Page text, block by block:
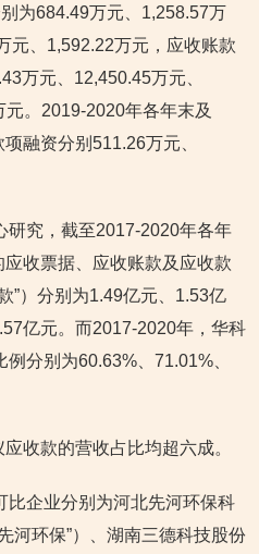
为684.49万元、1,258.57万
元、1,592.22万元，应收账款
万元、12,450.45万元、
。2019-2020年各年末及
融资分别511.26万元、
研究，截至2017-2020年各年
收票据、应收账款及应收款
”）分别为1.49亿元、1.53亿
亿元。而2017-2020年，华科
分别为60.63%、71.01%、
收款的营收占比均超六成。
比企业分别为河北先河环保科
河环保”）、湖南三德科技股份